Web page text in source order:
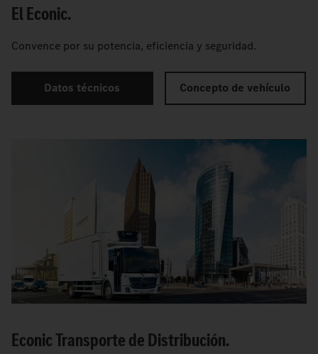
El Econic.
Convence por su potencia, eficiencia y seguridad.
Datos técnicos Concepto de vehículo
Econic Transporte de Distribución.